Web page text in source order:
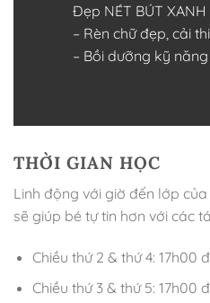
Đẹp NÉT BÚT
– Rèn chữ đẹp, cải
– Bồi dưỡng kỹ
THỜI GIAN HỌC
Linh động với giờ đến lớp
sẽ giúp bé tự tin hơn với các
Chiều thứ 2 & thứ 4: 17h00
Chiều thứ 3 & thứ 5: 17h00